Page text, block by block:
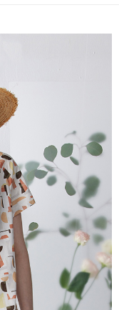
付方式。 讓您購物簡單
轉至「AFTEE先享後付」
結帳。
連結，可透過四大超商／
完成。
您需要取消訂單，請聯絡
有效，需透過AFTEE先享
面顯示為準，若有關於
請聯繫「AFTEE先享後付
support/home